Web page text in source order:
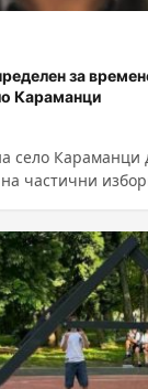
за
Караманци
село Караманци
частични